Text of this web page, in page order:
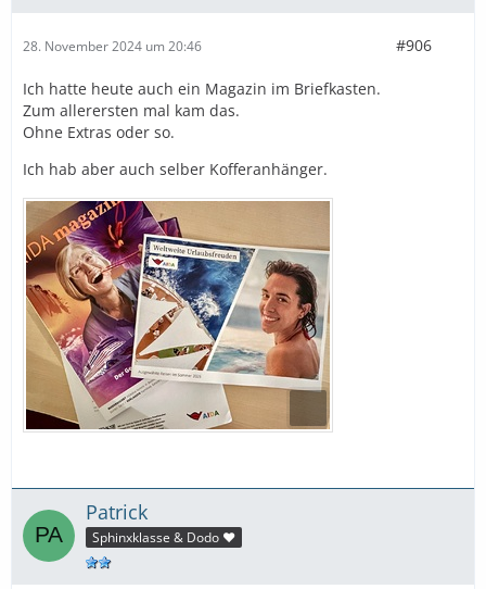
28. November 2024 um 20:46 #906
Ich hatte heute auch ein Magazin im Briefkasten.
Zum allerersten mal kam das.
Ohne Extras oder so.
Ich hab aber auch selber Kofferanhänger.
Patrick
Sphinxklasse & Dodo ❤️